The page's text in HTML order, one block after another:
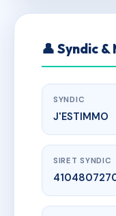
👤 Syndic
SYNDIC
J'ESTIMMO
SIRET SYNDIC